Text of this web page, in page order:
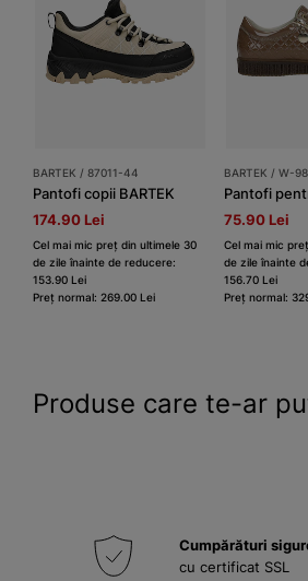
BARTEK / 87011-44
Pantofi copii BARTEK
174.90 Lei
Cel mai mic preț din ultimele 30
de zile înainte de reducere:
153.90 Lei
Preț normal: 269.00 Lei
BARTEK / W-
75.90 Lei
Cel mai mic
de zile înainte
156.70 Lei
Preț normal:
Produse care te-ar
Cumpărături
cu certificat SSL